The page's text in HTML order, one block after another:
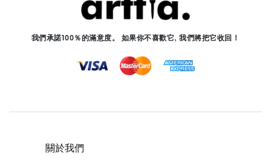
我們承諾100％的滿意度。 如果你不喜歡它, 我們將把它收回！
關於我們